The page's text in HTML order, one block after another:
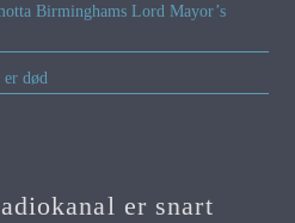
Birminghams Lord Mayor’s
er død
er snart